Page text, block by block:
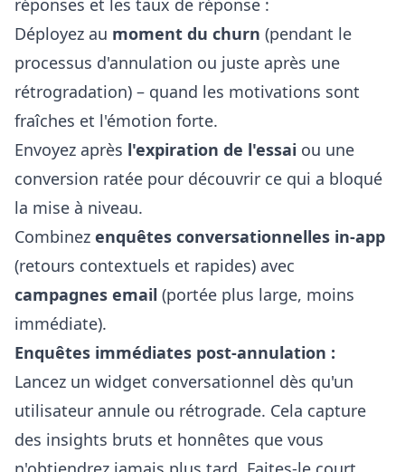
réponses et les taux de réponse :
Déployez au moment du churn (pendant le
processus d'annulation ou juste après une
rétrogradation) – quand les motivations sont
fraîches et l'émotion forte.
Envoyez après l'expiration de l'essai ou une
conversion ratée pour découvrir ce qui a bloqué
la mise à niveau.
Combinez enquêtes conversationnelles in-app
(retours contextuels et rapides) avec
campagnes email (portée plus large, moins
immédiate).
Enquêtes immédiates post-annulation :
Lancez un widget conversationnel dès qu'un
utilisateur annule ou rétrograde. Cela capture
des insights bruts et honnêtes que vous